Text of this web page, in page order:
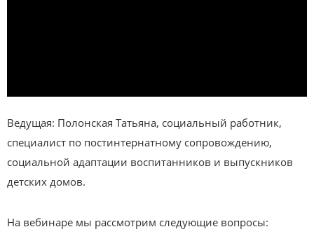
Ведущая: Полонская Татьяна, социальный работник,
специалист по постинтернатному сопровождению,
социальной адаптации воспитанников и выпускников
детских домов.
На вебинаре мы рассмотрим следующие вопросы: